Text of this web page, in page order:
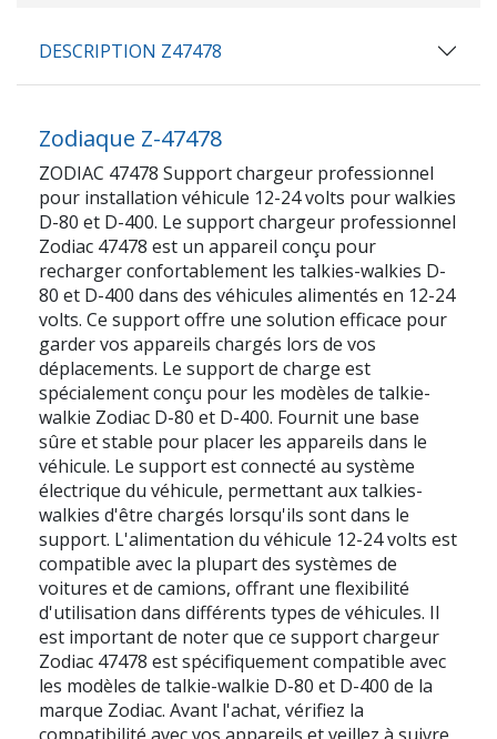
DESCRIPTION Z47478
Zodiaque Z-47478
ZODIAC 47478 Support chargeur professionnel
pour installation véhicule 12-24 volts pour walkies
D-80 et D-400. Le support chargeur professionnel
Zodiac 47478 est un appareil conçu pour
recharger confortablement les talkies-walkies D-
80 et D-400 dans des véhicules alimentés en 12-24
volts. Ce support offre une solution efficace pour
garder vos appareils chargés lors de vos
déplacements. Le support de charge est
spécialement conçu pour les modèles de talkie-
walkie Zodiac D-80 et D-400. Fournit une base
sûre et stable pour placer les appareils dans le
véhicule. Le support est connecté au système
électrique du véhicule, permettant aux talkies-
walkies d'être chargés lorsqu'ils sont dans le
support. L'alimentation du véhicule 12-24 volts est
compatible avec la plupart des systèmes de
voitures et de camions, offrant une flexibilité
d'utilisation dans différents types de véhicules. Il
est important de noter que ce support chargeur
Zodiac 47478 est spécifiquement compatible avec
les modèles de talkie-walkie D-80 et D-400 de la
marque Zodiac. Avant l'achat, vérifiez la
compatibilité avec vos appareils et veillez à suivre